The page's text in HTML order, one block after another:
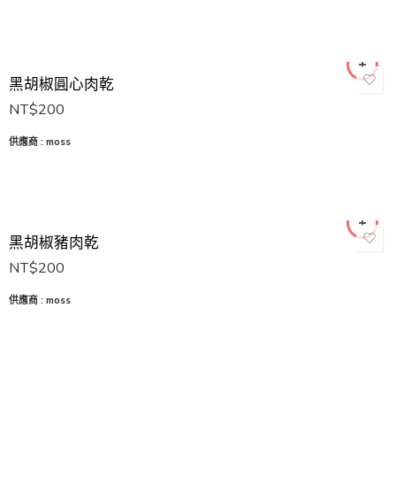
黑胡椒圓心肉乾
NT$200
供應商 : moss
黑胡椒豬肉乾
NT$200
供應商 : moss